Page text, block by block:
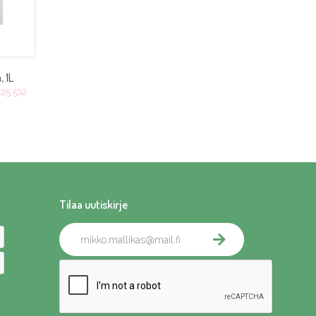
1L
Tilaa uutiskirje